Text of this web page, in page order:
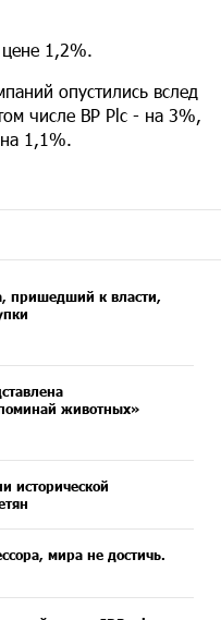
пришедший к власти,
животных»
исторической
мира не достичь.
цене 1,2%.
опустились вслед
числе BP Plc - на 3%,
1,1%.